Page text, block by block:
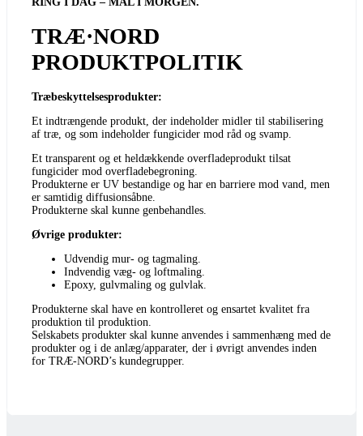
TRÆ·NORD
PRODUKTPOLITIK
Træbeskyttelsesprodukter:
Et indtrængende produkt, der indeholder midler til stabilisering
af træ, og som indeholder fungicider mod råd og svamp.
Et transparent og et heldækkende overfladeprodukt tilsat
fungicider mod overfladebegroning.
Produkterne er UV bestandige og har en barriere mod vand, men
er samtidig diffusionsåbne.
Produkterne skal kunne genbehandles.
Øvrige produkter:
Udvendig mur- og tagmaling.
Indvendig væg- og loftmaling.
Epoxy, gulvmaling og gulvlak.
Produkterne skal have en kontrolleret og ensartet kvalitet fra
produktion til produktion.
Selskabets produkter skal kunne anvendes i sammenhæng med de
produkter og i de anlæg/apparater, der i øvrigt anvendes inden
for TRÆ-NORD’s kundegrupper.